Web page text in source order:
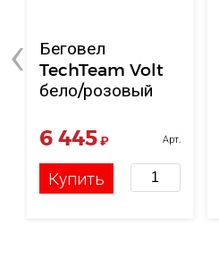
Беговел
TechTeam Volt
бело/розовый
6 445₽
Арт.
Купить
‹